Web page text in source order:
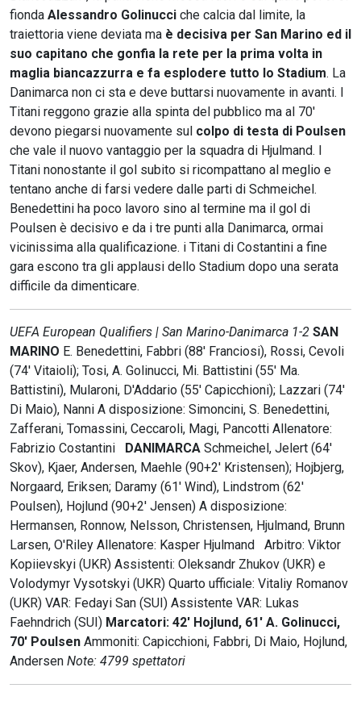
fionda Alessandro Golinucci che calcia dal limite, la
traiettoria viene deviata ma è decisiva per San Marino ed il
suo capitano che gonfia la rete per la prima volta in
maglia biancazzurra e fa esplodere tutto lo Stadium. La
Danimarca non ci sta e deve buttarsi nuovamente in avanti. I
Titani reggono grazie alla spinta del pubblico ma al 70'
devono piegarsi nuovamente sul colpo di testa di Poulsen
che vale il nuovo vantaggio per la squadra di Hjulmand. I
Titani nonostante il gol subito si ricompattano al meglio e
tentano anche di farsi vedere dalle parti di Schmeichel.
Benedettini ha poco lavoro sino al termine ma il gol di
Poulsen è decisivo e da i tre punti alla Danimarca, ormai
vicinissima alla qualificazione. i Titani di Costantini a fine
gara escono tra gli applausi dello Stadium dopo una serata
difficile da dimenticare.
UEFA European Qualifiers | San Marino-Danimarca 1-2 SAN
MARINO E. Benedettini, Fabbri (88' Franciosi), Rossi, Cevoli
(74' Vitaioli); Tosi, A. Golinucci, Mi. Battistini (55' Ma.
Battistini), Mularoni, D'Addario (55' Capicchioni); Lazzari (74'
Di Maio), Nanni A disposizione: Simoncini, S. Benedettini,
Zafferani, Tomassini, Ceccaroli, Magi, Pancotti Allenatore:
Fabrizio Costantini DANIMARCA Schmeichel, Jelert (64'
Skov), Kjaer, Andersen, Maehle (90+2' Kristensen); Hojbjerg,
Norgaard, Eriksen; Daramy (61' Wind), Lindstrom (62'
Poulsen), Hojlund (90+2' Jensen) A disposizione:
Hermansen, Ronnow, Nelsson, Christensen, Hjulmand, Brunn
Larsen, O'Riley Allenatore: Kasper Hjulmand Arbitro: Viktor
Kopiievskyi (UKR) Assistenti: Oleksandr Zhukov (UKR) e
Volodymyr Vysotskyi (UKR) Quarto ufficiale: Vitaliy Romanov
(UKR) VAR: Fedayi San (SUI) Assistente VAR: Lukas
Faehndrich (SUI) Marcatori: 42' Hojlund, 61' A. Golinucci,
70' Poulsen Ammoniti: Capicchioni, Fabbri, Di Maio, Hojlund,
Andersen Note: 4799 spettatori